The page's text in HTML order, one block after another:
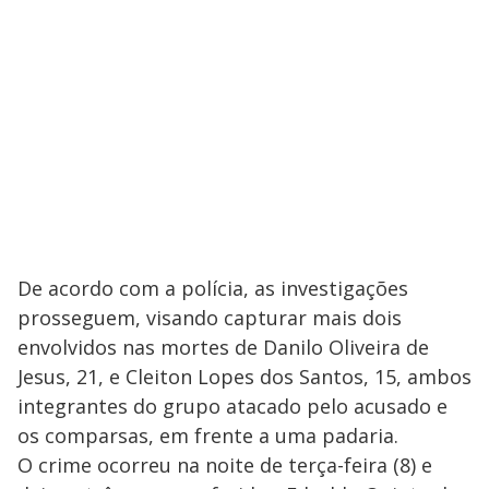
De acordo com a polícia, as investigações
prosseguem, visando capturar mais dois
envolvidos nas mortes de Danilo Oliveira de
Jesus, 21, e Cleiton Lopes dos Santos, 15, ambos
integrantes do grupo atacado pelo acusado e
os comparsas, em frente a uma padaria.
O crime ocorreu na noite de terça-feira (8) e